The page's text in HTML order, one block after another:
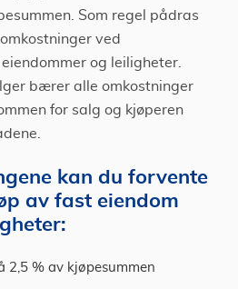
Som regel pådras
ved
og leiligheter.
bærer alle omkostninger
for salg og kjøperen
kan du forvente
av fast eiendom
2,5 % av kjøpesummen